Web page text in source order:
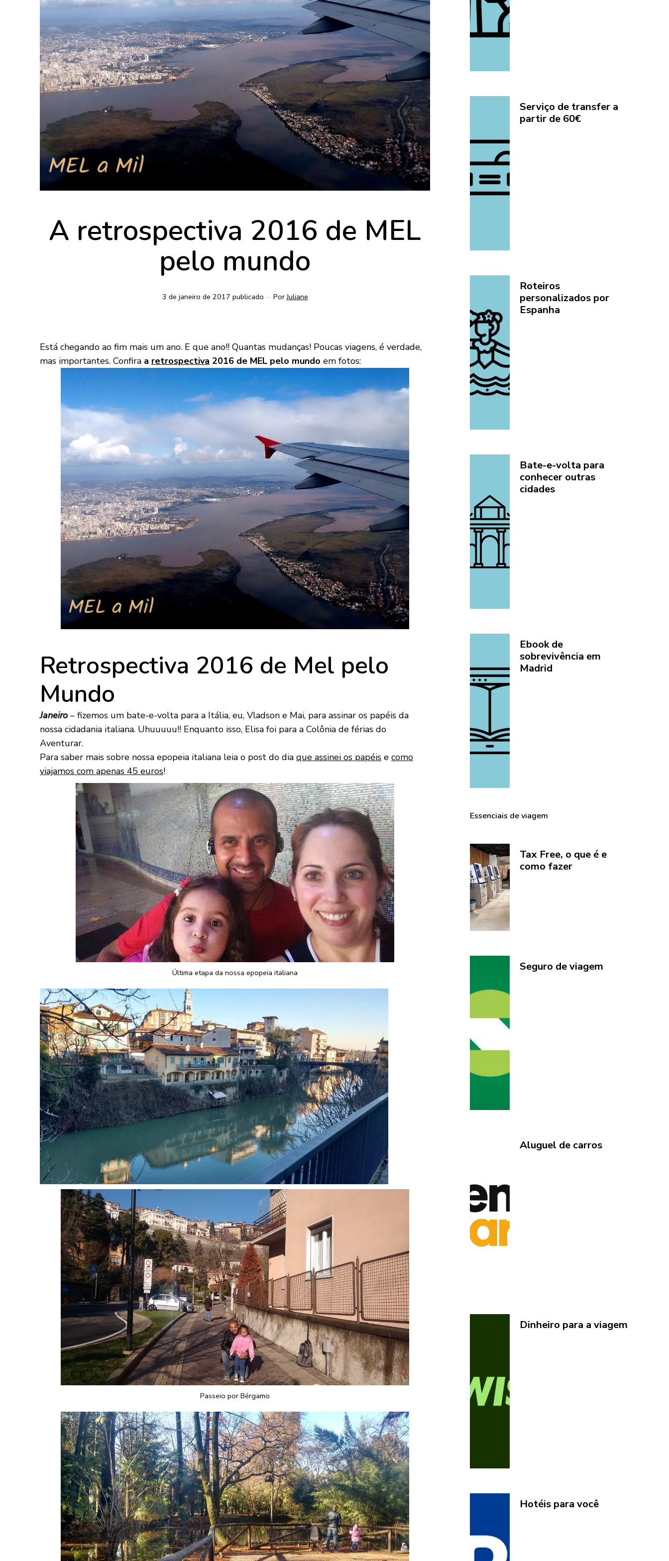
A retrospectiva 2016 de MEL
pelo mundo
3 de janeiro de 2017 publicado PorJuliane
Está chegando ao fim mais um ano. E que ano!! Quantas mudanças! Poucas viagens, é verdade,
mas importantes. Confira a retrospectiva 2016 de MEL pelo mundo em fotos:
Retrospectiva 2016 de Mel pelo
Mundo
Janeiro – fizemos um bate-e-volta para a Itália, eu, Vladson e Mai, para assinar os papéis da
nossa cidadania italiana. Uhuuuuu!! Enquanto isso, Elisa foi para a Colônia de férias do
Aventurar.
Para saber mais sobre nossa epopeia italiana leia o post do dia que assinei os papéis e como
viajamos com apenas 45 euros!
Última etapa da nossa epopeia italiana
Passeio por Bérgamo
Serviço de transfer a
partir de 60€
Roteiros
personalizados por
Espanha
Bate-e-volta para
conhecer outras
cidades
Ebook de
sobrevivência em
Madrid
Essenciais de viagem
Tax Free, o que é e
como fazer
Seguro de viagem
Aluguel de carros
Dinheiro para a viagem
Hotéis para você